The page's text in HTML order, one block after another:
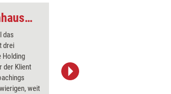
Ermöglichungscoaching: Münchhausens Zopf
das
drei
Holding
der Klient
weit